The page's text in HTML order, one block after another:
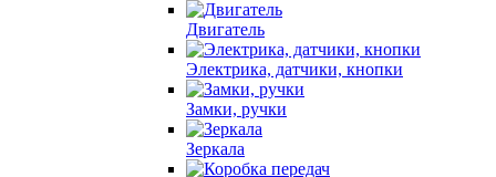
Двигатель
Электрика, датчики, кнопки
Замки, ручки
Зеркала